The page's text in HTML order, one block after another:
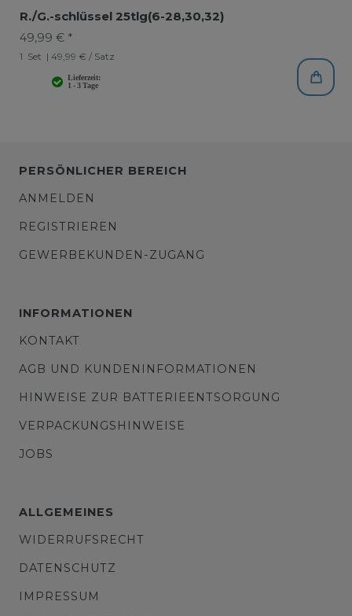
R./G.-schlüssel 25tlg(6-28,30,32)
49,99 € *
1 Set | 49,99 € / Satz
PERSÖNLICHER BEREICH
ANMELDEN
REGISTRIEREN
GEWERBEKUNDEN-ZUGANG
INFORMATIONEN
KONTAKT
AGB UND KUNDENINFORMATIONEN
HINWEISE ZUR BATTERIEENTSORGUNG
VERPACKUNGSHINWEISE
JOBS
ALLGEMEINES
WIDERRUFSRECHT
DATENSCHUTZ
IMPRESSUM